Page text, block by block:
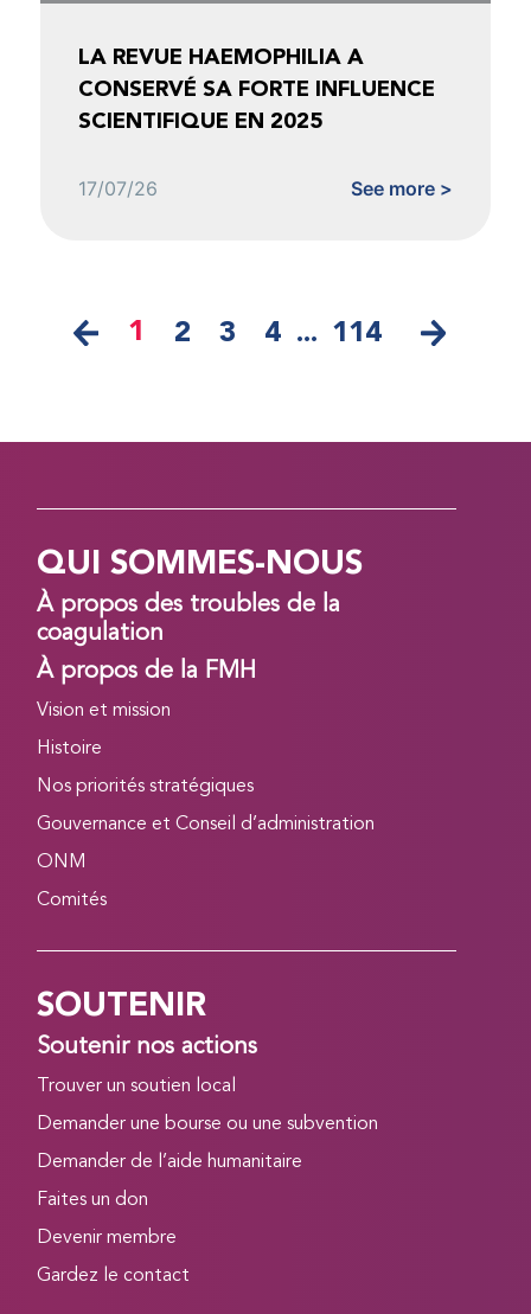
LA REVUE HAEMOPHILIA A
CONSERVÉ SA FORTE INFLUENCE
SCIENTIFIQUE EN 2025
17/07/26 See more >
1 2 3 4 ... 114
QUI SOMMES-NOUS
À propos des troubles de la
coagulation
À propos de la FMH
Vision et mission
Histoire
Nos priorités stratégiques
Gouvernance et Conseil d’administration
ONM
Comités
SOUTENIR
Soutenir nos actions
Trouver un soutien local
Demander une bourse ou une subvention
Demander de l’aide humanitaire
Faites un don
Devenir membre
Gardez le contact